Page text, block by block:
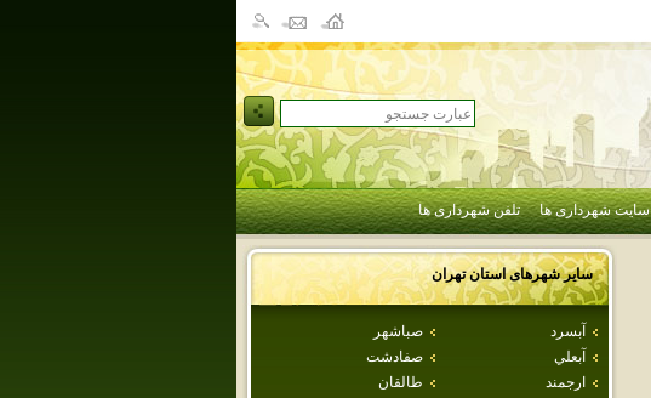
سایت شهرداری ها تلفن شهرداری ها
سایر شهرهای استانتهران
آبسرد
صباشهر
آبعلي
صفادشت
ارجمند
طالقان